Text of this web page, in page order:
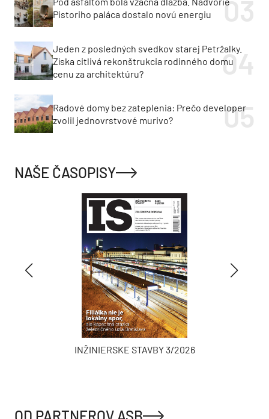
Pistoriho paláca dostalo novú energiu
Jeden z posledných svedkov starej Petržalky.
Získa citlivá rekonštrukcia rodinného domu
cenu za architektúru?
Radové domy bez zateplenia: Prečo developer
zvolil jednovrstvové murivo?
NAŠE ČASOPISY
INŽINIERSKE STAVBY 3/2026